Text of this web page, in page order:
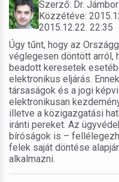
Szerző: Dr.
Közzétéve:
2015.12.22. 22:35
Úgy tűnt, hogy az
véglegesen döntött arról,
beadott keresetek
elektronikus eljárás.
társaságok és a jogi
elektronikusan
illetve a közigazgatási
iránti pereket. Az
bíróságok is –
felek saját döntése
alkalmazni.